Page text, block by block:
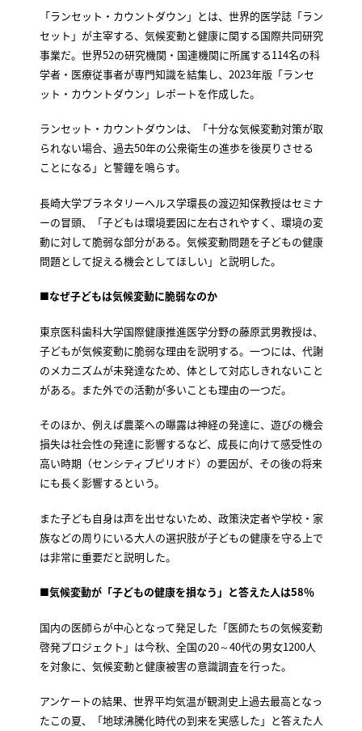
「ランセット・カウントダウン」とは、世界的医学誌「ラン
セット」が主宰する、気候変動と健康に関する国際共同研究
事業だ。世界52の研究機関・国連機関に所属する114名の科
学者・医療従事者が専門知識を結集し、2023年版「ランセ
ット・カウントダウン」レポートを作成した。
ランセット・カウントダウンは、「十分な気候変動対策が取
られない場合、過去50年の公衆衛生の進歩を後戻りさせる
ことになる」と警鐘を鳴らす。
長崎大学プラネタリーヘルス学環長の渡辺知保教授はセミナ
ーの冒頭、「子どもは環境要因に左右されやすく、環境の変
動に対して脆弱な部分がある。気候変動問題を子どもの健康
問題として捉える機会としてほしい」と説明した。
■なぜ子どもは気候変動に脆弱なのか
東京医科歯科大学国際健康推進医学分野の藤原武男教授は、
子どもが気候変動に脆弱な理由を説明する。一つには、代謝
のメカニズムが未発達なため、体として対応しきれないこと
がある。また外での活動が多いことも理由の一つだ。
そのほか、例えば農薬への曝露は神経の発達に、遊びの機会
損失は社会性の発達に影響するなど、成長に向けて感受性の
高い時期（センシティブピリオド）の要因が、その後の将来
にも長く影響するという。
また子ども自身は声を出せないため、政策決定者や学校・家
族などの周りにいる大人の選択肢が子どもの健康を守る上で
は非常に重要だと説明した。
■気候変動が「子どもの健康を損なう」と答えた人は58％
国内の医師らが中心となって発足した「医師たちの気候変動
啓発プロジェクト」は今秋、全国の20～40代の男女1200人
を対象に、気候変動と健康被害の意識調査を行った。
アンケートの結果、世界平均気温が観測史上過去最高となっ
たこの夏、「地球沸騰化時代の到来を実感した」と答えた人